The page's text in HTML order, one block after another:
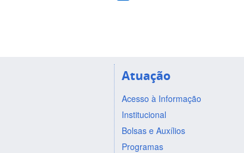
Atuação
Acesso à Informação
Institucional
Bolsas e Auxílios
Programas